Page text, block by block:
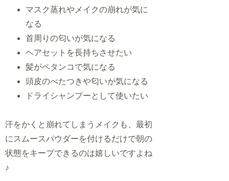
マスク蒸れやメイクの崩れが気に
なる
首周りの匂いが気になる
ヘアセットを長持ちさせたい
髪がペタンコで気になる
頭皮のべたつきや匂いが気になる
ドライシャンプーとして使いたい
汗をかくと崩れてしまうメイクも、最初
にスムースパウダーを付けるだけで朝の
状態をキープできるのは嬉しいですよね
♪